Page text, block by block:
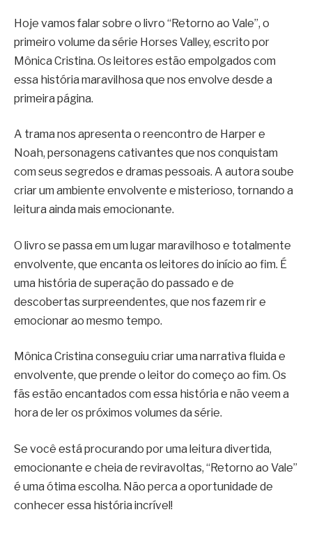
Hoje vamos falar sobre o livro “Retorno ao Vale”, o
primeiro volume da série Horses Valley, escrito por
Mônica Cristina. Os leitores estão empolgados com
essa história maravilhosa que nos envolve desde a
primeira página.
A trama nos apresenta o reencontro de Harper e
Noah, personagens cativantes que nos conquistam
com seus segredos e dramas pessoais. A autora soube
criar um ambiente envolvente e misterioso, tornando a
leitura ainda mais emocionante.
O livro se passa em um lugar maravilhoso e totalmente
envolvente, que encanta os leitores do início ao fim. É
uma história de superação do passado e de
descobertas surpreendentes, que nos fazem rir e
emocionar ao mesmo tempo.
Mônica Cristina conseguiu criar uma narrativa fluida e
envolvente, que prende o leitor do começo ao fim. Os
fãs estão encantados com essa história e não veem a
hora de ler os próximos volumes da série.
Se você está procurando por uma leitura divertida,
emocionante e cheia de reviravoltas, “Retorno ao Vale”
é uma ótima escolha. Não perca a oportunidade de
conhecer essa história incrível!